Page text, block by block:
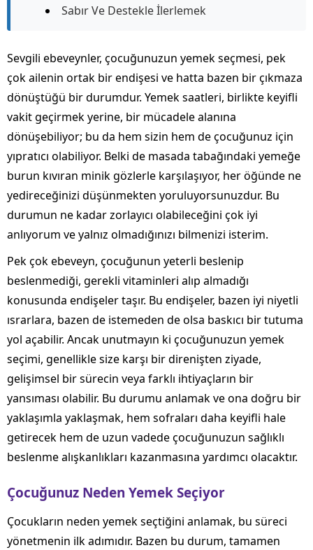
Sabır Ve Destekle İlerlemek
Sevgili ebeveynler, çocuğunuzun yemek seçmesi, pek
çok ailenin ortak bir endişesi ve hatta bazen bir çıkmaza
dönüştüğü bir durumdur. Yemek saatleri, birlikte keyifli
vakit geçirmek yerine, bir mücadele alanına
dönüşebiliyor; bu da hem sizin hem de çocuğunuz için
yıpratıcı olabiliyor. Belki de masada tabağındaki yemeğe
burun kıvıran minik gözlerle karşılaşıyor, her öğünde ne
yedireceğinizi düşünmekten yoruluyorsunuzdur. Bu
durumun ne kadar zorlayıcı olabileceğini çok iyi
anlıyorum ve yalnız olmadığınızı bilmenizi isterim.
Pek çok ebeveyn, çocuğunun yeterli beslenip
beslenmediği, gerekli vitaminleri alıp almadığı
konusunda endişeler taşır. Bu endişeler, bazen iyi niyetli
ısrarlara, bazen de istemeden de olsa baskıcı bir tutuma
yol açabilir. Ancak unutmayın ki çocuğunuzun yemek
seçimi, genellikle size karşı bir direnişten ziyade,
gelişimsel bir sürecin veya farklı ihtiyaçların bir
yansıması olabilir. Bu durumu anlamak ve ona doğru bir
yaklaşımla yaklaşmak, hem sofraları daha keyifli hale
getirecek hem de uzun vadede çocuğunuzun sağlıklı
beslenme alışkanlıkları kazanmasına yardımcı olacaktır.
Çocuğunuz Neden Yemek Seçiyor
Çocukların neden yemek seçtiğini anlamak, bu süreci
yönetmenin ilk adımıdır. Bazen bu durum, tamamen